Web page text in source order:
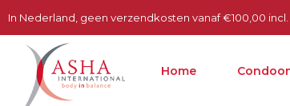
In Nederland, geen verzendkosten vanaf €100,00
Home